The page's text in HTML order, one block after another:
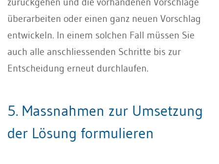
überarbeiten oder einen ganz neuen Vorschlag
entwickeln. In einem solchen Fall müssen Sie
auch alle anschliessenden Schritte bis zur
Entscheidung erneut durchlaufen.
5. Massnahmen zur Umsetzung
der Lösung formulieren